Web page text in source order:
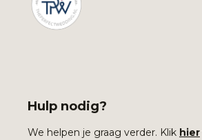
Hulp nodig?
We helpen je graag verder. Klik hier